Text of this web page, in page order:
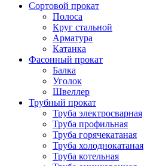
Сортовой прокат
Полоса
Круг стальной
Арматура
Катанка
Фасонный прокат
Балка
Уголок
Швеллер
Трубный прокат
Труба электросварная
Труба профильная
Труба горячекатаная
Труба холоднокатаная
Труба котельная